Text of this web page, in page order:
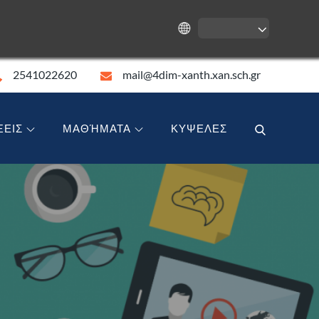
2541022620 mail@4dim-xanth.xan.sch.gr
ΜΑΘΉΜΑΤΑ ΚΥΨΕΛΕΣ